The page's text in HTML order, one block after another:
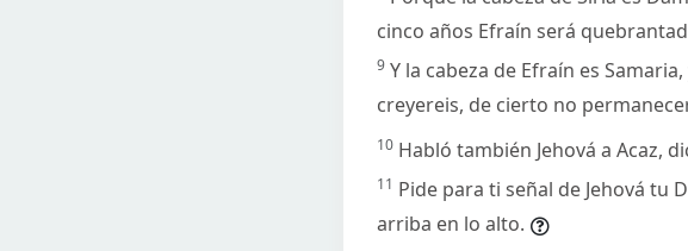
cinco años Efraín será
9 Y la cabeza de Efraín es
creyereis, de cierto no
10 Habló también Jehová a Acaz,
11 Pide para ti señal de Jehová tu
arriba en lo alto.